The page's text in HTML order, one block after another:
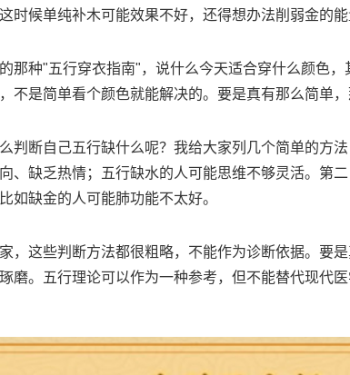
时候单纯补木可能效果不好，还得想办法削弱金的能
那种"五行穿衣指南"，说什么今天适合穿什么颜色
不是简单看个颜色就能解决的。要是真有那么简单，
判断自己五行缺什么呢？我给大家列几个简单的方
、缺乏热情；五行缺水的人可能思维不够灵活。第
如缺金的人可能肺功能不太好。
，这些判断方法都很粗略，不能作为诊断依据。要
磨。五行理论可以作为一种参考，但不能替代现代医